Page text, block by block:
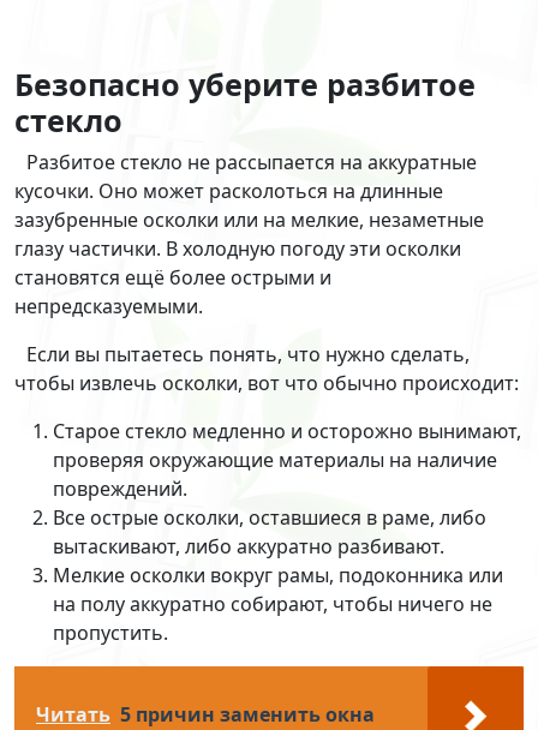
Безопасно уберите разбитое
стекло
Разбитое стекло не рассыпается на аккуратные
кусочки. Оно может расколоться на длинные
зазубренные осколки или на мелкие, незаметные
глазу частички. В холодную погоду эти осколки
становятся ещё более острыми и
непредсказуемыми.
Если вы пытаетесь понять, что нужно сделать,
чтобы извлечь осколки, вот что обычно происходит:
Старое стекло медленно и осторожно вынимают,
проверяя окружающие материалы на наличие
повреждений.
Все острые осколки, оставшиеся в раме, либо
вытаскивают, либо аккуратно разбивают.
Мелкие осколки вокруг рамы, подоконника или
на полу аккуратно собирают, чтобы ничего не
пропустить.
Читать 5 причин заменить окна